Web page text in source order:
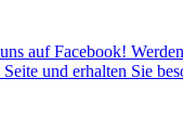
auf Facebook!
und erhalten Sie